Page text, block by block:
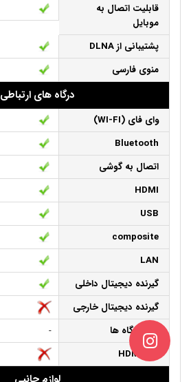
قابلیت اتصال به
موبایل
پشتیبانی از DLNA
منوی فارسی
درگاه های ارتباطی
وای فای (WI-FI)
Bluetooth
اتصال به گوشی
HDMI
USB
composite
LAN
گیرنده دیجیتال داخلی
گیرنده دیجیتال خارجی
سایر درگاه ها
-
HDMI 2.1